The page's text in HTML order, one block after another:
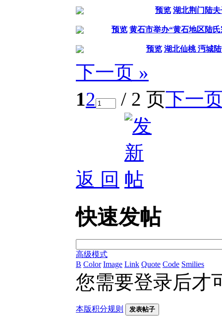
预览 湖北荆门陆
预览 黄石市举办“黄石地区陆
预览 湖北仙桃 沔城
下一页 »
12 / 2 页下一
返 回
快速发帖
高级模式
B Color Image Link Quote Code Smilies
您需要登录后才
本版积分规则 发表帖子